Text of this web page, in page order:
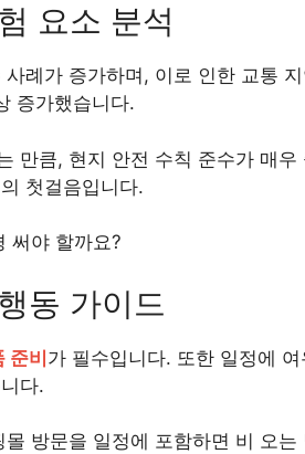
요소 분석
례가 증가하며, 이로 인한 교통
증가했습니다.
만큼, 현지 안전 수칙 준수가 매
첫걸음입니다.
써야 할까요?
동 가이드
준비가 필수입니다. 또한 일정에
다.
방문을 일정에 포함하면 비 오